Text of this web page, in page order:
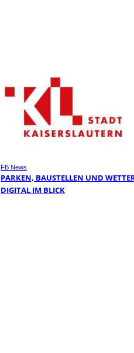
FB News
PARKEN, BAUSTELLEN UND
DIGITAL IM BLICK